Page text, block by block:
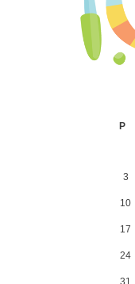
P
3
10
17
24
31